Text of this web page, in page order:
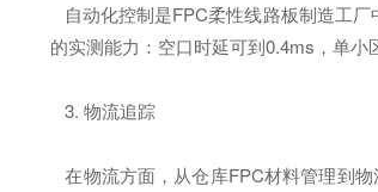
自动化控制是FPC柔性线路板制造工
的实测能力：空口时延可到0.4ms，单小
3. 物流追踪
在物流方面，从仓库FPC材料管理到